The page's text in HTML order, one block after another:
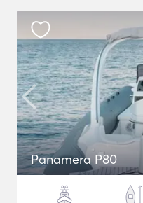
Panamera P80